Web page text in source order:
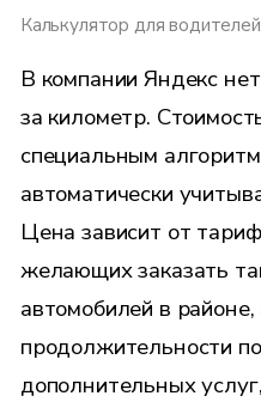
Калькулятор для
В компании Яндекс
за километр.
специальным
автоматически
Цена зависит от
желающих заказать
автомобилей в
продолжительности
дополнительных